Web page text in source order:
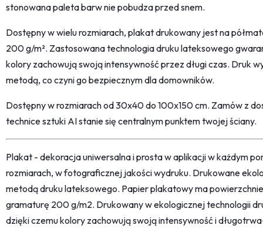
stonowana paleta barw nie pobudza przed snem.
Dostępny w wielu rozmiarach, plakat drukowany jest na
200 g/m². Zastosowana technologia druku lateksowego
kolory zachowują swoją intensywność przez długi czas. Druk
metodą, co czyni go bezpiecznym dla domowników.
Dostępny w rozmiarach od 30x40 do 100x150 cm. Zamów z
technice sztuki AI stanie się centralnym punktem twojej ściany.
Plakat - dekoracja uniwersalna i prosta w aplikacji w każdym
rozmiarach, w fotograficznej jakości wydruku. Drukowane
metodą druku lateksowego. Papier plakatowy ma
gramaturę 200 g/m2. Drukowany w ekologicznej technologii
dzięki czemu kolory zachowują swoją intensywność i